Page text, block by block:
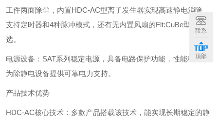
工件两面除尘，内置HDC-AC型离子发生器实现高速静电消除，
支持定时器和4种脉冲模式，还有无内置风扇的Flt:CuBe型号可
选。
‌电源设备‌：SAT系列稳定电源，具备电路保护功能，性能稳定，
为除静电设备提供可靠电力支持。
产品技术优势
‌HDC-AC核心技术‌：多款产品搭载该技术，能实现长期稳定的静
联系
顶部